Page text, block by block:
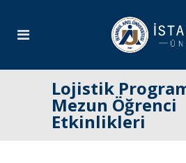
Lojistik
Mezun Öğrenci
Etkinlikleri